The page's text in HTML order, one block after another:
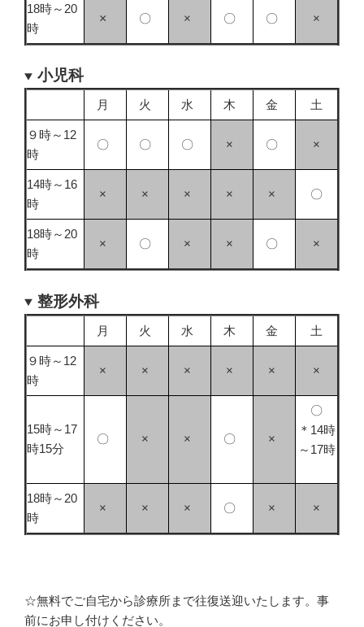
18時～20
時
× 〇 × 〇 〇 ×
小児科
月 火 水 木 金 土
９時～12
時
〇 〇 〇 × 〇 ×
14時～16
時
× × × × × 〇
18時～20
時
× 〇 × × 〇 ×
整形外科
月 火 水 木 金 土
９時～12
時
× × × × × ×
15時～17
時15分
〇 × × 〇 ×
〇
＊14時
～17時
18時～20
時
× × × 〇 × ×
☆無料でご自宅から診療所まで往復送迎いたします。事
前にお申し付けください。